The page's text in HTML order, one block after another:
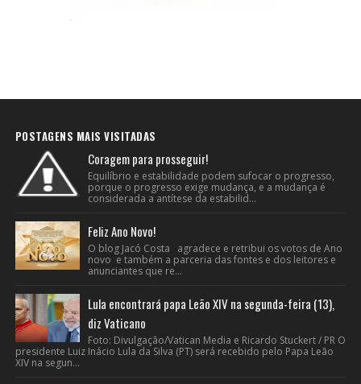
POSTAGENS MAIS VISITADAS
Coragem para prosseguir!
Equilíbrio e estabilidade podem sufocar o progresso,
porque o progresso exige mudança, e a mudança é
considerada a antítese da estabilid...
Feliz Ano Novo!
O blog Jacó Costa agradece e retribui os votos de Ano
novo e também a parceria das fontes e dos leitores e
anunciantes que re...
Lula encontrará papa Leão XIV na segunda-feira (13),
diz Vaticano
Foto: Divulgação/Vatican Media e Ricardo Stuckert / PR O
presidente Luiz Inácio Lula da Silva (PT) será recebido pelo Papa Leão
XIV na segun...